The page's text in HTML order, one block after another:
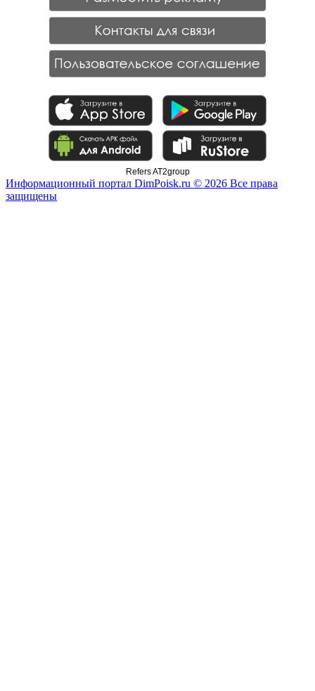
Refers AT2group
Информационный портал DimPoisk.ru © 2026 Все права
защищены